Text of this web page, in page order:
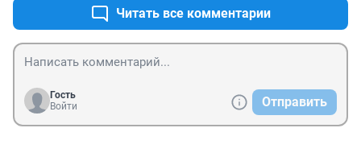
всегда, подстраиваясь под обстоятельства. В первой
части Миранда несгибаема, жестока и цинична) но
она профессионал своего дела, а героиня Энн наивна
и проста, добившись признания, уходит) так и
Миранда чтобы делать свою работу пытается гибкой)
терпит навязанную ей журналистку. Ничего не
меняется) она использует ее, тогда когда то это
нужно ей) вот и все)
Читать все комментарии
Гость
Войти
Отправить